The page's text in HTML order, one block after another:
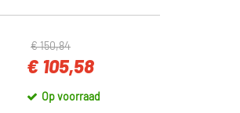
€ 150,84
€ 105,58
Op voorraad